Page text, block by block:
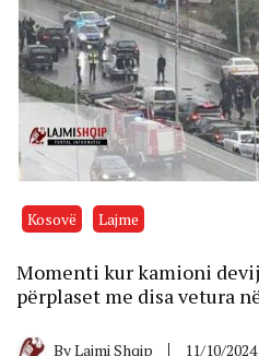
Kosovë Lajme
Momenti kur kamioni
përplaset me disa vetura
ByLajmi Shqip 11/10/2024